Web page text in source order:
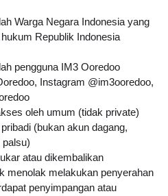
Warga Negara Indonesia yang
Republik Indonesia
pengguna IM3 Ooredoo
Instagram @im3ooredoo,
oleh umum (tidak private)
(bukan akun dagang,
palsu)
atau dikembalikan
menolak melakukan penyerahan
penyimpangan atau